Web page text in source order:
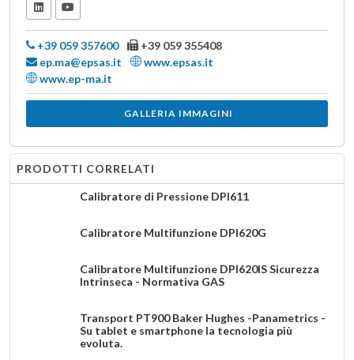
+39 059 357600
+39 059 355408
ep.ma@epsas.it
www.epsas.it
www.ep-ma.it
GALLERIA IMMAGINI
PRODOTTI CORRELATI
Calibratore di Pressione DPI611
Calibratore Multifunzione DPI620G
Calibratore Multifunzione DPI620IS Sicurezza
Intrinseca - Normativa GAS
Transport PT900 Baker Hughes -Panametrics -
Su tablet e smartphone la tecnologia più
evoluta.